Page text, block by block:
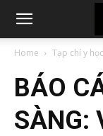
Home Tạp chí y
BÁO
SÀNG: